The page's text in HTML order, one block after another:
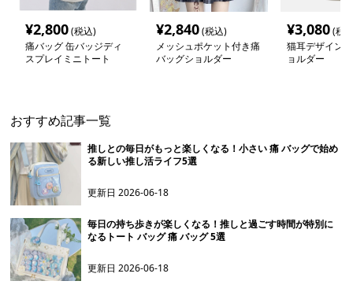
¥2,800(税込)
痛バッグ 缶バッジディ
スプレイミニトート
¥2,840(税込)
メッシュポケット付き痛
バッグショルダー
¥3,080(税
猫耳デザイン
ョルダー
おすすめ記事一覧
推しとの毎日がもっと楽しくなる！小さい 痛 バッグで始め
る新しい推し活ライフ5選
更新日2026-06-18
毎日の持ち歩きが楽しくなる！推しと過ごす時間が特別に
なるトート バッグ 痛 バッグ 5選
更新日2026-06-18